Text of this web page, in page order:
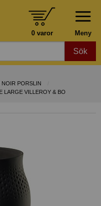
Meny
0 varor
Sök
PORSLIN
LARGE VILLEROY & BO